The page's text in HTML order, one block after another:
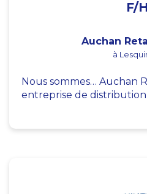
F/H
Auchan
à
Nous sommes… Auchan
entreprise de distribution